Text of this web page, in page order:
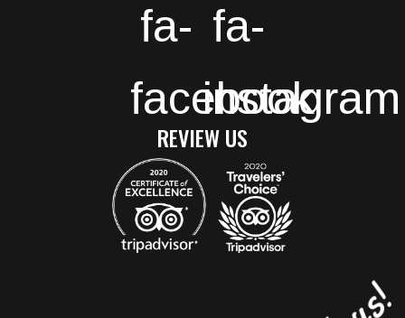
fa-
facebook
fa-
instagram
REVIEW US